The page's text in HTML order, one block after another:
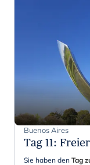
Buenos Aires
Tag 11:
Sie haben den Tag